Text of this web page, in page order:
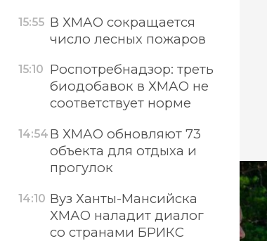
15:55 В ХМАО сокращается
число лесных пожаров
15:10 Роспотребнадзор: треть
биодобавок в ХМАО не
соответствует норме
14:54 В ХМАО обновляют 73
объекта для отдыха и
прогулок
14:10 Вуз Ханты-Мансийска
ХМАО наладит диалог
со странами БРИКС